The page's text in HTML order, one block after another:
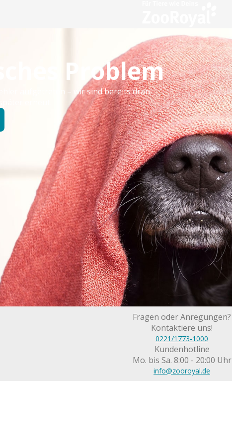
Problem
aufgetreten – wir sind bereits dran.
erneut.
Fragen oder Anregungen?
Kontaktiere uns!
0221/1773-1000
Kundenhotline
Mo. bis Sa. 8:00 - 20:00 Uhr
info@zooroyal.de